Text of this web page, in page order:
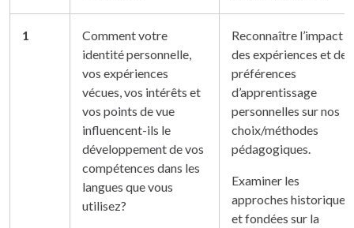
1
Comment votre
identité personnelle,
vos expériences
vécues, vos intérêts et
vos points de vue
influencent-ils le
développement de vos
compétences dans les
langues que vous
utilisez?
Reconnaître l’impact
des expériences et des
préférences
d’apprentissage
personnelles sur nos
choix/méthodes
pédagogiques.
Examiner les
approches historiques
et fondées sur la